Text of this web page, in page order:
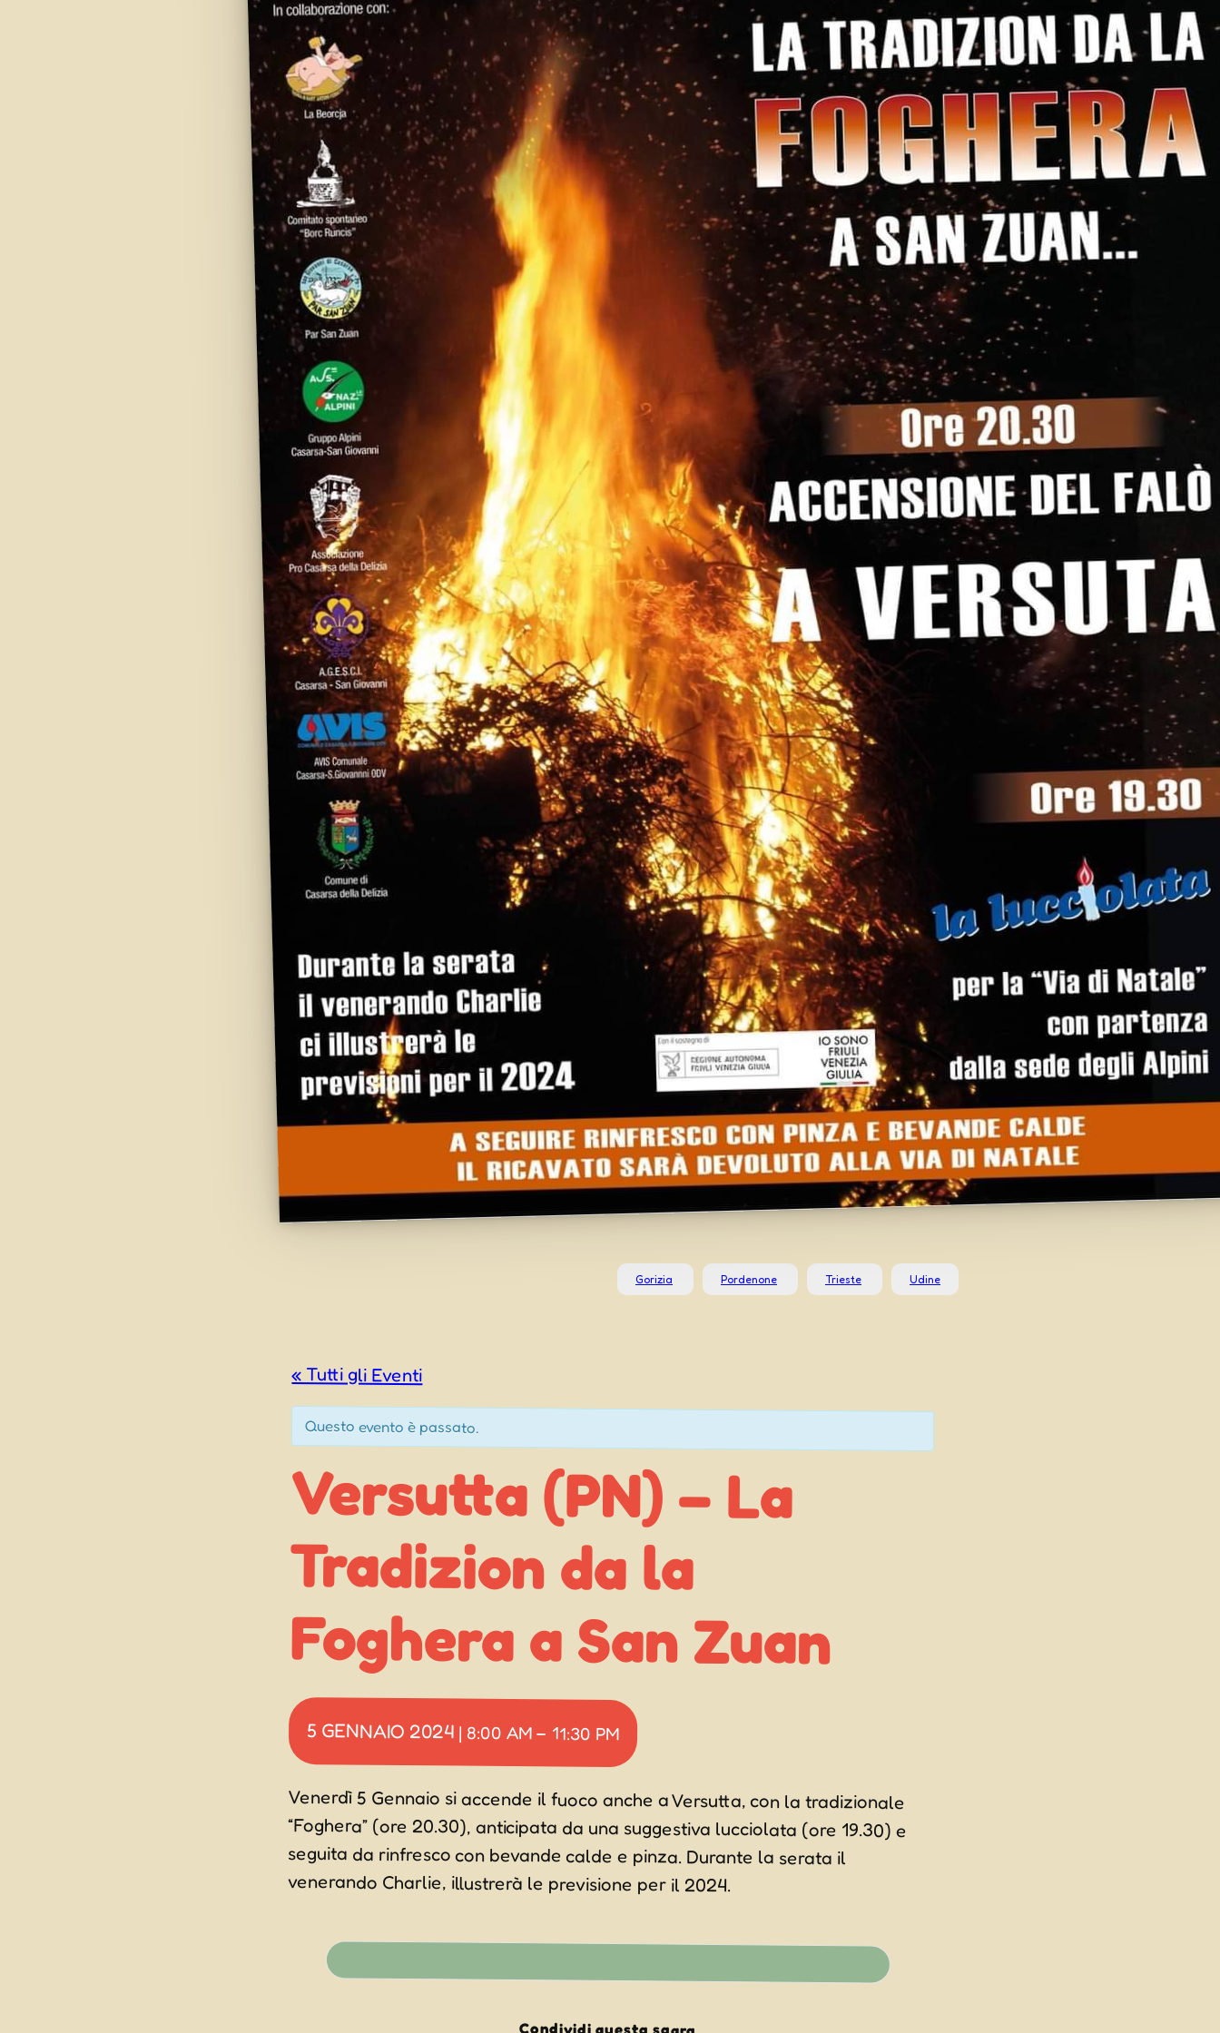
Gorizia Pordenone Trieste Udine
« Tutti gli Eventi
Questo evento è passato.
Versutta (PN) – La
Tradizion da la
Foghera a San Zuan
5 GENNAIO 2024 | 8:00 AM– 11:30 PM
Venerdì 5 Gennaio si accende il fuoco anche a Versutta, con la tradizionale
“Foghera” (ore 20.30), anticipata da una suggestiva lucciolata (ore 19.30) e
seguita da rinfresco con bevande calde e pinza. Durante la serata il
venerando Charlie, illustrerà le previsione per il 2024.